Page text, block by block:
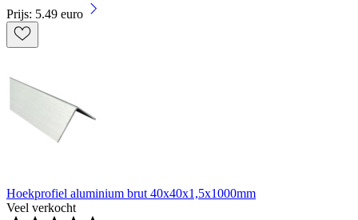
Prijs: 5.49 euro
Hoekprofiel aluminium brut 40x40x1,5x1000mm
Veel verkocht